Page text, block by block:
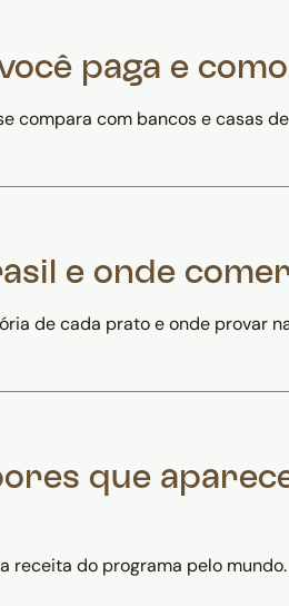
paga e
compara com bancos e casas
e onde
de cada prato e onde provar
que
receita do programa pelo mundo.